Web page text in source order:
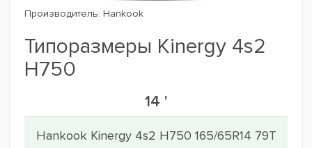
Производитель: Hankook
Типоразмеры Kinergy 4s2
H750
14 '
Hankook Kinergy 4s2 H750 165/65R14 79T